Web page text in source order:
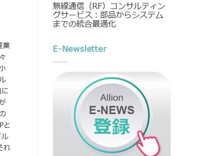
業
と
れ
無線通信（RF）コンサルティン
グサービス：部品からシステム
までの統合最適化
E-Newsletter